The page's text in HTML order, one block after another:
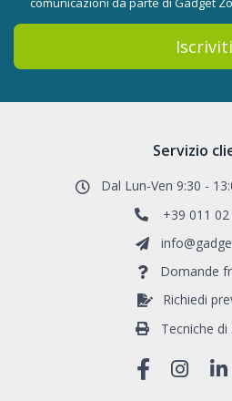
Iscriviti
Servizio
Dal Lun-Ven 9:30 -
+39 011 02
Domande
Richiedi
Tecniche